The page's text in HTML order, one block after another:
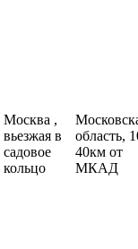
Москва ,
вьезжая в
садовое
кольцо
область,
40км от
МКАД